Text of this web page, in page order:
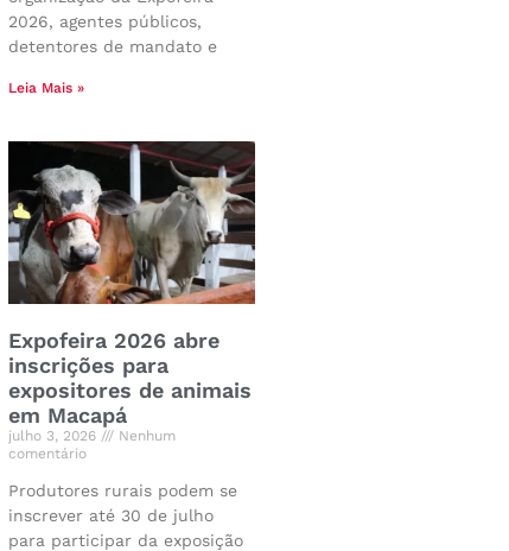
2026, agentes públicos,
detentores de mandato e
Leia Mais »
Expofeira 2026 abre
inscrições para
expositores de animais
em Macapá
julho 3, 2026
Nenhum
comentário
Produtores rurais podem se
inscrever até 30 de julho
para participar da exposição